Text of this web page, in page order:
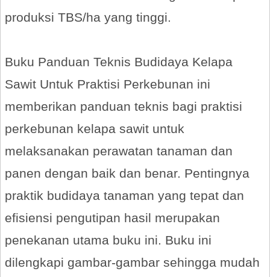
produksi TBS/ha yang tinggi.
Buku Panduan Teknis Budidaya Kelapa
Sawit Untuk Praktisi Perkebunan ini
memberikan panduan teknis bagi praktisi
perkebunan kelapa sawit untuk
melaksanakan perawatan tanaman dan
panen dengan baik dan benar. Pentingnya
praktik budidaya tanaman yang tepat dan
efisiensi pengutipan hasil merupakan
penekanan utama buku ini. Buku ini
dilengkapi gambar-gambar sehingga mudah